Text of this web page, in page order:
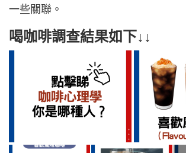
一些關聯。
喝咖啡調查結果如下↓↓